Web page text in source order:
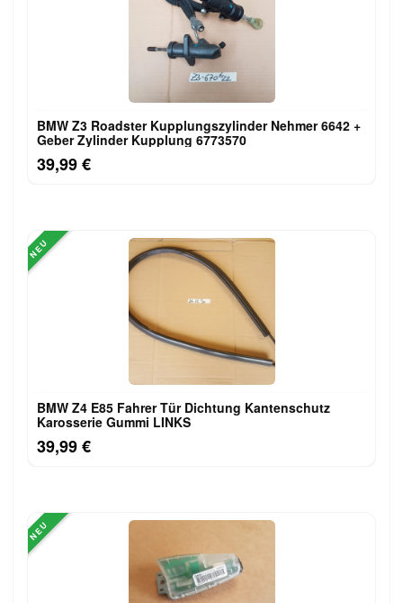
BMW Z3 Roadster Kupplungszylinder Nehmer 6642 +
Geber Zylinder Kupplung 6773570
39,99 €
NEU
BMW Z4 E85 Fahrer Tür Dichtung Kantenschutz
Karosserie Gummi LINKS
39,99 €
NEU